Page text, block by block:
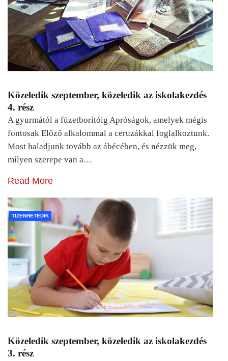
Közeledik szeptember, közeledik az iskolakezdés
4. rész
A gyurmától a füzetborítóig Apróságok, amelyek mégis
fontosak Előző alkalommal a ceruzákkal foglalkoztunk.
Most haladjunk tovább az ábécében, és nézzük meg,
milyen szerepe van a…
Read More
TIZENHETEDIK
Közeledik szeptember, közeledik az iskolakezdés
3. rész